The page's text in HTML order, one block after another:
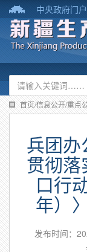
中央政府门
首页/信息公开/重点
兵团办
贯彻落
口行
年）
发布时间：